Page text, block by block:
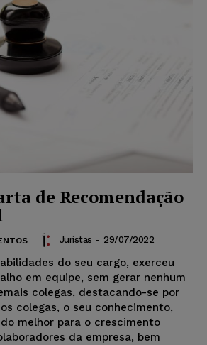
de Recomendação
Juristas - 29/07/2022
do seu cargo, exerceu
em equipe, sem gerar nenhum
colegas, destacando-se por
colegas, o seu conhecimento,
melhor para o crescimento
da empresa, bem